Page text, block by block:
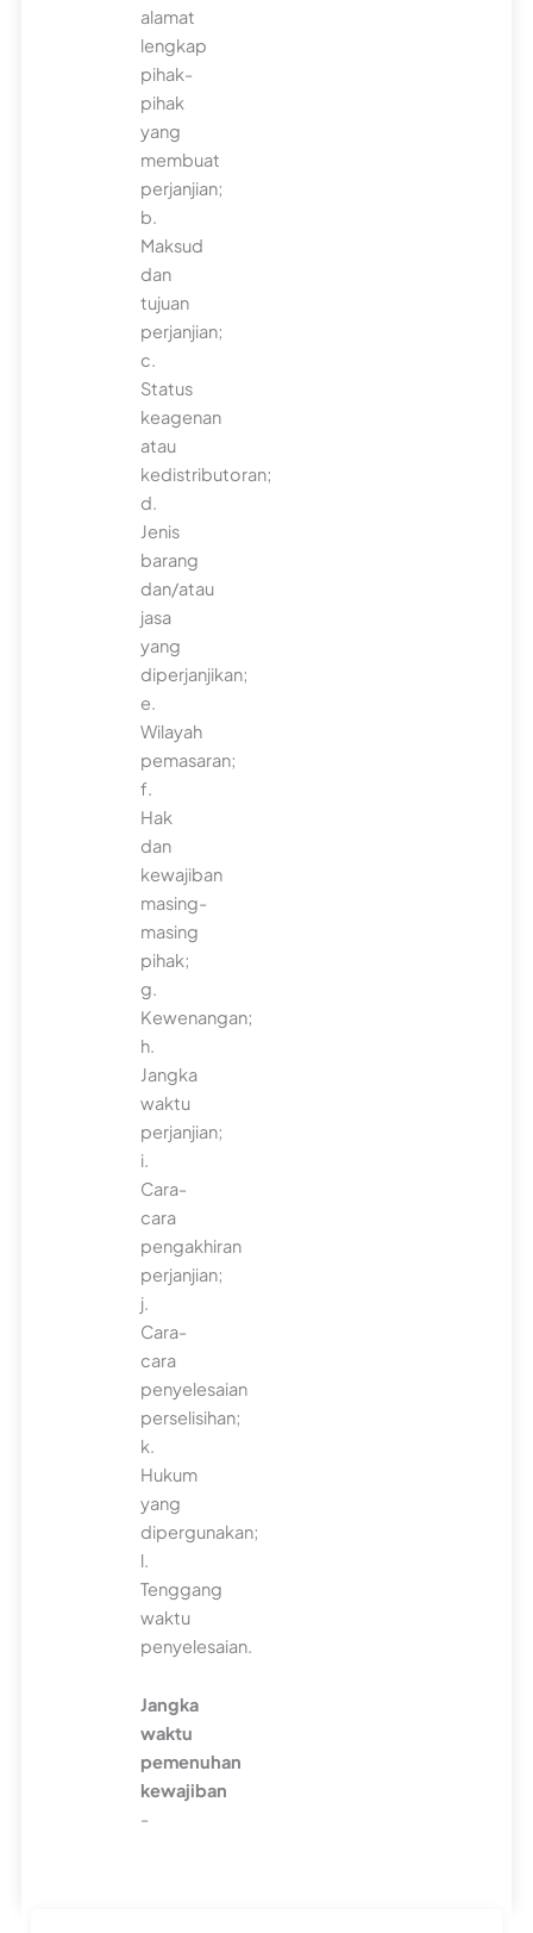
alamat
lengkap
pihak-
pihak
yang
membuat
perjanjian;
b.
Maksud
dan
tujuan
perjanjian;
c.
Status
keagenan
atau
kedistributoran;
d.
Jenis
barang
dan/atau
jasa
yang
diperjanjikan;
e.
Wilayah
pemasaran;
f.
Hak
dan
kewajiban
masing-
masing
pihak;
g.
Kewenangan;
h.
Jangka
waktu
perjanjian;
i.
Cara-
cara
pengakhiran
perjanjian;
j.
Cara-
cara
penyelesaian
perselisihan;
k.
Hukum
yang
dipergunakan;
l.
Tenggang
waktu
penyelesaian.
Jangka
waktu
pemenuhan
kewajiban
-